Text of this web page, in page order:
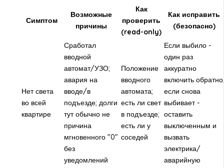
Симптом
Возможные
причины
Как
проверить
(read-only)
Как исправить
(безопасно)
Нет света
во всей
квартире
Сработал
вводной
автомат/УЗО;
авария на
вводе/в
подъезде; долги
тут обычно не
причина
мгновенного "0"
без
уведомлений
Положение
вводного
автомата;
есть ли свет
в подъезде;
есть ли у
соседей
Если выбило -
один раз
аккуратно
включить обратно;
если снова
выбивает -
оставить
выключенным и
вызвать
электрика/
аварийную